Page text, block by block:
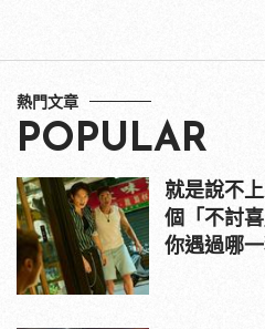
熱門文章
POPULAR
就是說不
個「不討
你遇過哪